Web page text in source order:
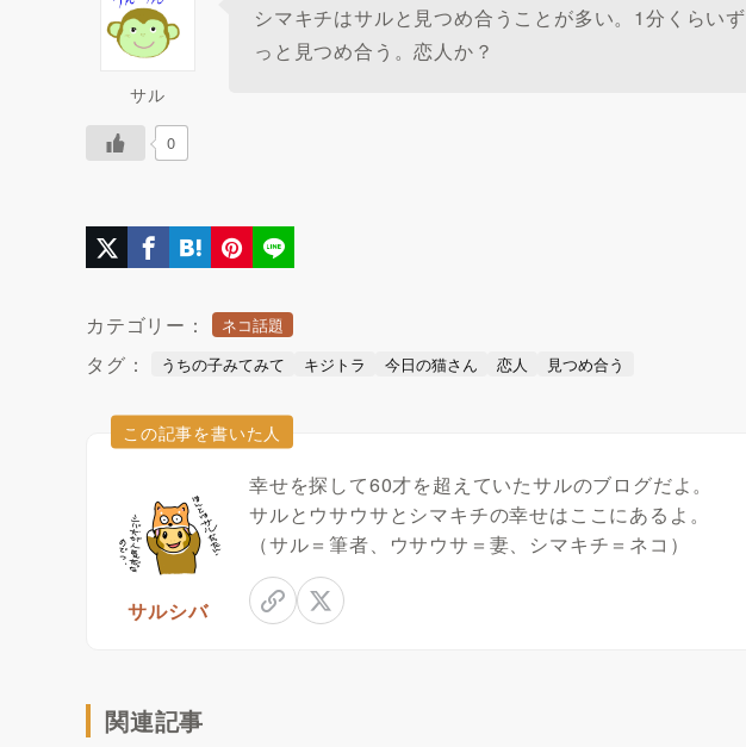
サル
シマキチはサルと見つめ合うことが多い。1分くらいず
っと見つめ合う。恋人か？
0
カテゴリー： ネコ話題
タグ： うちの子みてみて キジトラ 今日の猫さん 恋人 見つめ合う
この記事を書いた人
サルシバ
幸せを探して60才を超えていたサルのブログだよ。
サルとウサウサとシマキチの幸せはここにあるよ。
（サル＝筆者、ウサウサ＝妻、シマキチ＝ネコ）
関連記事